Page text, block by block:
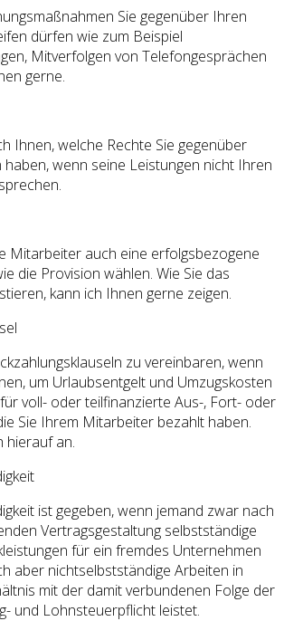
Sie gegenüber Ihren
dürfen wie zum Beispiel
Mitverfolgen von Telefongesprächen
gerne.
Ihnen, welche Rechte Sie gegenüber
wenn seine Leistungen nicht Ihren
Mitarbeiter auch eine erfolgsbezogene
die Provision wählen. Wie Sie das
kann ich Ihnen gerne zeigen.
zu vereinbaren, wenn
um Urlaubsentgelt und Umzugskosten
voll- oder teilfinanzierte Aus-, Fort- oder
Sie Ihrem Mitarbeiter bezahlt haben.
hierauf an.
ist gegeben, wenn jemand zwar nach
Vertragsgestaltung selbstständige
für ein fremdes Unternehmen
aber nichtselbstständige Arbeiten in
mit der damit verbundenen Folge der
und Lohnsteuerpflicht leistet.